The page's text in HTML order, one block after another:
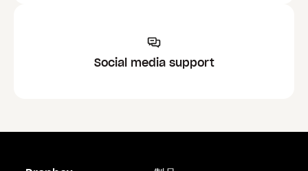
Social media support